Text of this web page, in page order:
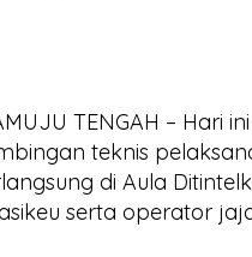
TENGAH – Hari
teknis
di Aula
serta operator